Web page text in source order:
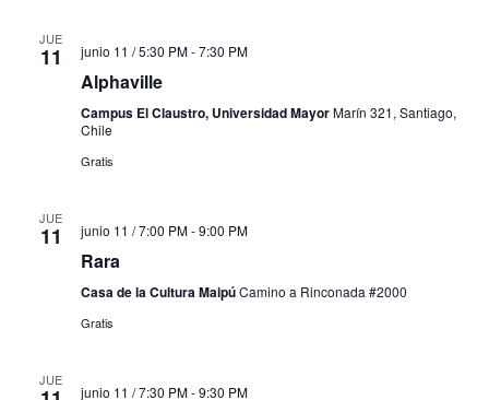
JUE
11 junio 11 / 5:30 PM-7:30 PM
Alphaville
Campus El Claustro, Universidad MayorMarín 321, Santiago,
Chile
Gratis
JUE
11 junio 11 / 7:00 PM-9:00 PM
Rara
Casa de la Cultura MaipúCamino a Rinconada #2000
Gratis
JUE
junio 11 / 7:30 PM-9:30 PM